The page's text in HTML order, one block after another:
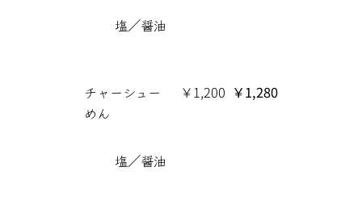
塩／醤油
チャーシュー
めん
塩／醤油
￥1,200 ￥1,280